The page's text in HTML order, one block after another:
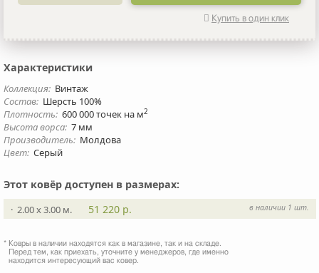
Купить в один клик
Характеристики
Коллекция: Винтаж
Состав: Шерсть 100%
Плотность: 600 000 точек на м2
Высота ворса: 7 мм
Производитель: Молдова
Цвет: Серый
Этот ковёр доступен в размерах:
· 2.00 x 3.00 м. в наличии 1 шт.
51 220 р.
* Ковры в наличии находятся как в магазине, так и на складе.
Перед тем, как приехать, уточните у менеджеров, где именно
находится интересующий вас ковер.